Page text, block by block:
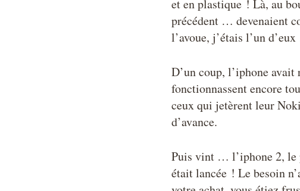
et en plastique ! Là, au
précédent … devenaient
l’avoue, j’étais l’un
D’un coup, l’iphone
fonctionnassent encore
ceux qui jetèrent leur
d’avance.
Puis vint … l’iphone 2, le
était lancée ! Le besoin